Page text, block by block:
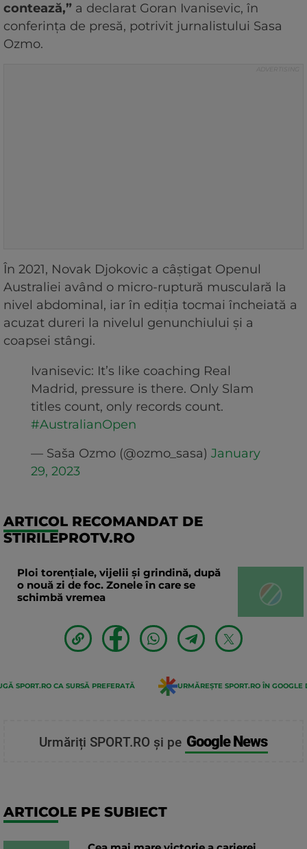
contează,” a declarat Goran Ivanisevic, în
conferința de presă, potrivit jurnalistului Sasa
Ozmo.
În 2021, Novak Djokovic a câștigat Openul
Australiei având o micro-ruptură musculară la
nivel abdominal, iar în ediția tocmai încheiată a
acuzat dureri la nivelul genunchiului și a
coapsei stângi.
Ivanisevic: It’s like coaching Real
Madrid, pressure is there. Only Slam
titles count, only records count.
#AustralianOpen
— Saša Ozmo (@ozmo_sasa) January
29, 2023
ARTICOL RECOMANDAT DE
STIRILEPROTV.RO
Ploi torențiale, vijelii și grindină, după
o nouă zi de foc. Zonele în care se
schimbă vremea
SPORT.RO CA SURSĂ PREFERATĂ URMĂREȘTE SPORT.RO ÎN GOOGLE
Urmăriți SPORT.RO și pe Google News
ARTICOLE PE SUBIECT